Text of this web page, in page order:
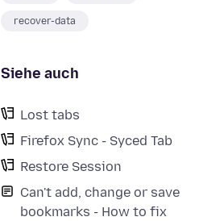
recover-data
Siehe auch
Lost tabs
Firefox Sync - Syced Tab
Restore Session
Can't add, change or save
bookmarks - How to fix